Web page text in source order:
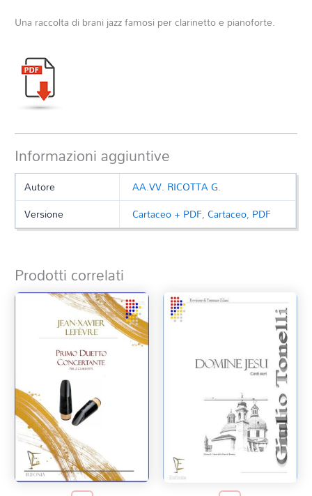
Una raccolta di brani jazz famosi per clarinetto e pianoforte.
Informazioni aggiuntive
Autore
AA.VV. RICOTTA G.
Versione
Cartaceo + PDF,Cartaceo, PDF
Prodotti correlati